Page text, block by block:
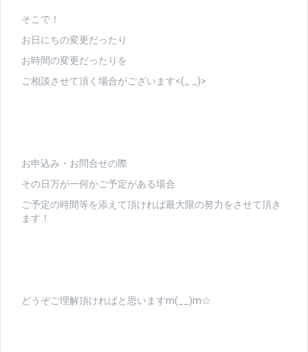
そこで！
お日にちの変更だったり
お時間の変更だったりを
ご相談させて頂く場合がございます<(_ _)>
お申込み・お問合せの際
その日万が一何かご予定がある場合
ご予定の時間等を添えて頂ければ最大限の努力をさせて頂き
ます！
どうぞご理解頂ければと思いますm(__)m☆